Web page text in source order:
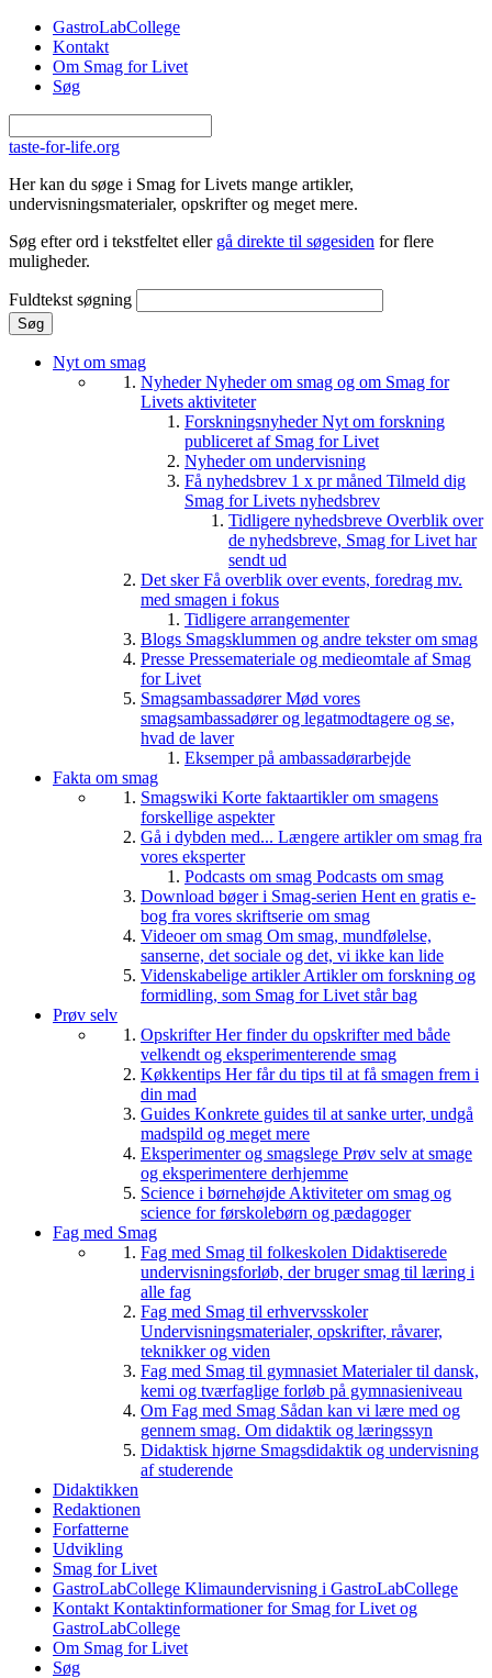
Gå til hovedindhold
GastroLabCollege
Kontakt
Om Smag for Livet
Søg
taste-for-life.org
Her kan du søge i Smag for Livets mange artikler,
undervisningsmaterialer, opskrifter og meget mere.
Søg efter ord i tekstfeltet eller gå direkte til søgesiden for flere
muligheder.
Fuldtekst søgning
Nyt om smag
NyhederNyheder om smag og om Smag for
Livets aktiviteter
ForskningsnyhederNyt om forskning
publiceret af Smag for Livet
Nyheder om undervisning
Få nyhedsbrev 1 x pr måned Tilmeld dig
Smag for Livets nyhedsbrev
Tidligere nyhedsbreve Overblik over
de nyhedsbreve, Smag for Livet har
sendt ud
Det skerFå overblik over events, foredrag mv.
med smagen i fokus
Tidligere arrangementer
Blogs Smagsklummen og andre tekster om smag
Presse Pressemateriale og medieomtale af Smag
for Livet
SmagsambassadørerMød vores
smagsambassadører og legatmodtagere og se,
hvad de laver
Eksemper på ambassadørarbejde
Fakta om smag
Smagswiki Korte faktaartikler om smagens
forskellige aspekter
Gå i dybden med... Længere artikler om smag fra
vores eksperter
Podcasts om smag Podcasts om smag
Download bøger i Smag-serien Hent en gratis e-
bog fra vores skriftserie om smag
Videoer om smag Om smag, mundfølelse,
sanserne, det sociale og det, vi ikke kan lide
Videnskabelige artiklerArtikler om forskning og
formidling, som Smag for Livet står bag
Prøv selv
OpskrifterHer finder du opskrifter med både
velkendt og eksperimenterende smag
Køkkentips Her får du tips til at få smagen frem i
din mad
Guides Konkrete guides til at sanke urter, undgå
madspild og meget mere
Eksperimenter og smagslege Prøv selv at smage
og eksperimentere derhjemme
Science i børnehøjde Aktiviteter om smag og
science for førskolebørn og pædagoger
Fag med Smag
Fag med Smag til folkeskolen Didaktiserede
undervisningsforløb, der bruger smag til læring i
alle fag
Fag med Smag til erhvervsskoler
Undervisningsmaterialer, opskrifter, råvarer,
teknikker og viden
Fag med Smag til gymnasiet Materialer til dansk,
kemi og tværfaglige forløb på gymnasieniveau
Om Fag med Smag Sådan kan vi lære med og
gennem smag. Om didaktik og læringssyn
Didaktisk hjørne Smagsdidaktik og undervisning
af studerende
Didaktikken
Redaktionen
Forfatterne
Udvikling
Smag for Livet
GastroLabCollege Klimaundervisning i GastroLabCollege
Kontakt Kontaktinformationer for Smag for Livet og
GastroLabCollege
Om Smag for Livet
Søg